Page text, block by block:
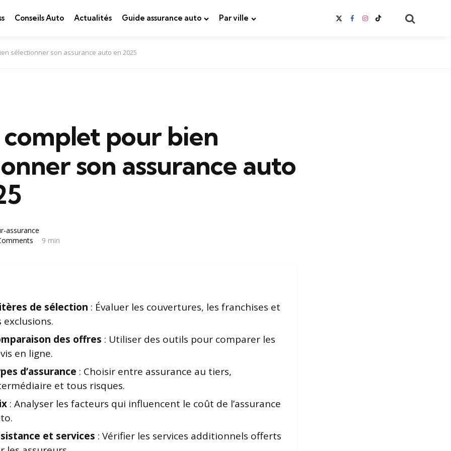
Conseils Auto Actualités Guide assurance auto Par ville
sélectionner son assurance auto en 2025
pour bien
son assurance auto
assurance
9 min
de sélection : Évaluer les couvertures, les franchises et
exclusions.
des offres : Utiliser des outils pour comparer les
en ligne.
d’assurance : Choisir entre assurance au tiers,
et tous risques.
: Analyser les facteurs qui influencent le coût de l’assurance
et services : Vérifier les services additionnels offerts